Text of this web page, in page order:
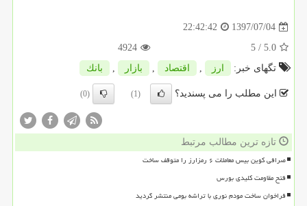
1397/07/04
22:42:42
5.0
/ 5
4924
تگهای خبر:
ارز , اقتصاد , بازار , بانك
این مطلب را می پسندید؟ (1)
(0)
تازه ترین مطالب مرتبط
صرافی کوین بیس معاملات ۶ رمزارز را متوقف ساخت
فتح مقاومت کلیدی بورس
فراخوان ساخت مودم نوری با تراشه بومی منتشر گردید